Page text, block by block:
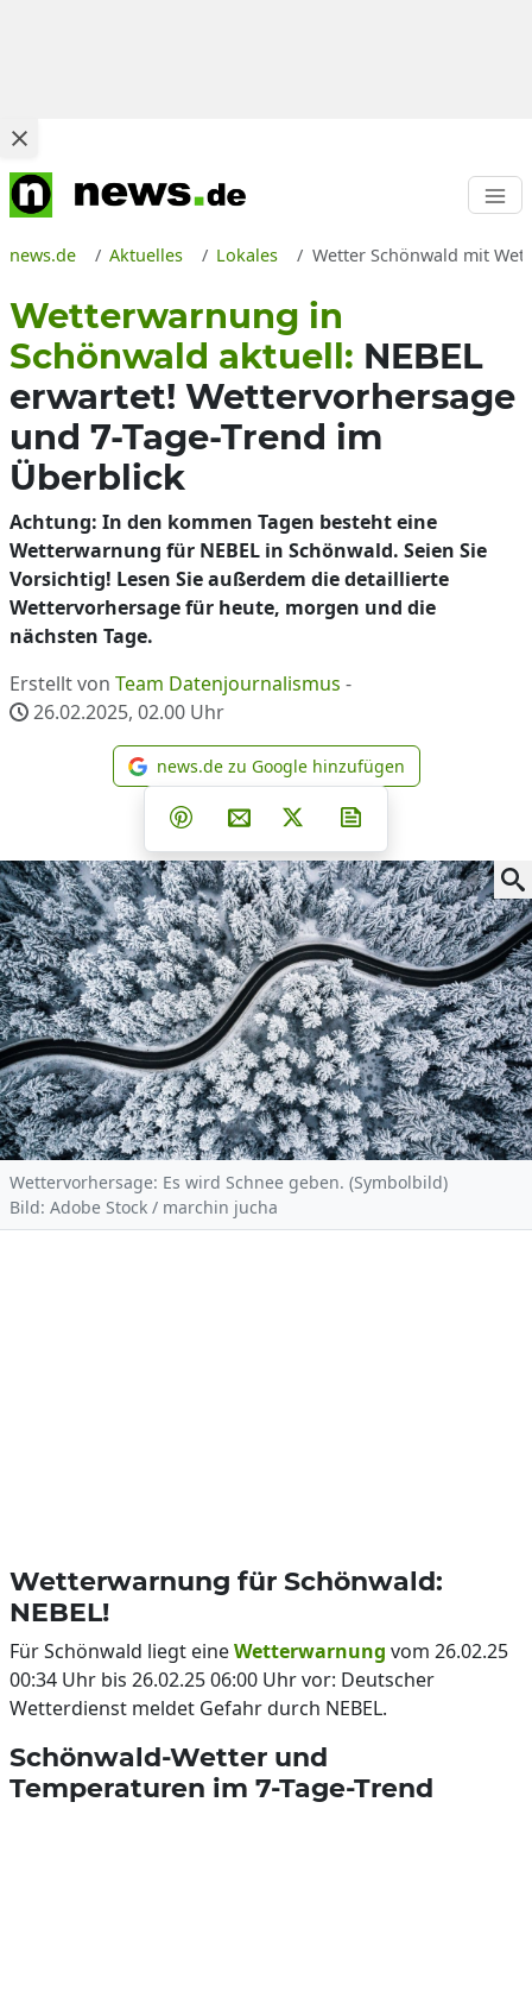
news.de Aktuelles Lokales Wetter Schönwald mit
Wetterwarnung in
Schönwald aktuell: NEBEL
erwartet! Wettervorhersage
und 7-Tage-Trend im
Überblick
Achtung: In den kommen Tagen besteht eine
Wetterwarnung für NEBEL in Schönwald. Seien Sie
Vorsichtig! Lesen Sie außerdem die detaillierte
Wettervorhersage für heute, morgen und die
nächsten Tage.
Erstellt von Team Datenjournalismus -
26.02.2025, 02.00 Uhr
news.de zu Google
news.de zu Google hinzufügen
Teilen auf Facebook
Teilen auf Whatsapp
Teilen auf Telegram
Teilen auf Pinterest
Per E-Mail teilen
Post auf X
Wettervorhersage: Es wird Schnee geben. (Symbolbild)
Bild: Adobe Stock / marchin jucha
Wetterwarnung für Schönwald:
NEBEL!
Für Schönwald liegt eineWetterwarnung vom 26.02.25
00:34 Uhr bis 26.02.25 06:00 Uhr vor: Deutscher
Wetterdienst meldet Gefahr durch NEBEL.
Schönwald-Wetter und
Temperaturen im 7-Tage-Trend